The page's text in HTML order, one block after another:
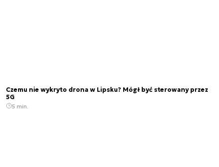
Czemu nie wykryto drona w Lipsku? Mógł być sterowany przez
5G
5 min.